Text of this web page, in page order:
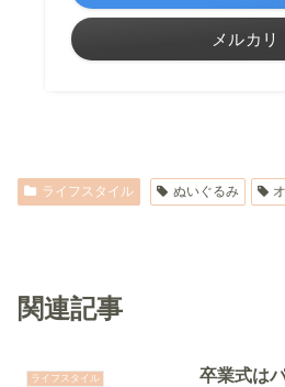
メルカリ
ライフスタイル ぬいぐるみ
関連記事
ライフスタイル
卒業式は